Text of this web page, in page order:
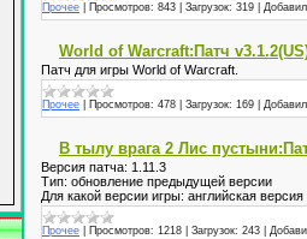
Прочее Просмотров: 843 Загрузок: 319
World of Warcraft:Патч
Патч для игры World of Warcraft.
Прочее Просмотров: 478 Загрузок: 169
В тылу врага 2 Лис
Версия патча: 1.11.3
Тип: обновление предыдущей версии
Для какой версии игры: английская версия
Прочее Просмотров: 1218 Загрузок: 243